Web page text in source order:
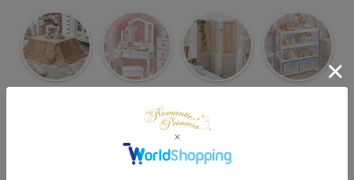
鏡・鏡台
間仕切り